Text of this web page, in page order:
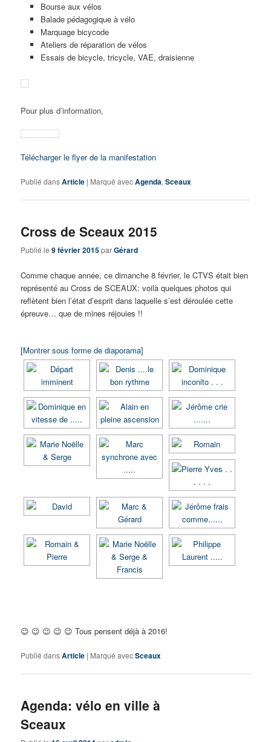
Bourse aux vélos
Balade pédagogique à vélo
Marquage bicycode
Ateliers de réparation de vélos
Essais de bicycle, tricycle, VAE, draisienne
Pour plus d’information,
Télécharger le flyer de la manifestation
Publié dansArticle | Marqué avecAgenda,Sceaux
Cross de Sceaux 2015
Publié le9 février 2015parGérard
Comme chaque année, ce dimanche 8 février, le CTVS était bien
représenté au Cross de SCEAUX: voilà quelques photos qui
reflètent bien l’état d’esprit dans laquelle s’est déroulée cette
épreuve… que de mines réjouies !!
[Montrer sous forme de diaporama]
😉 😉 😉 😉 😉 Tous pensent déjà à 2016!
Publié dansArticle | Marqué avecSceaux
Agenda: vélo en ville à
Sceaux